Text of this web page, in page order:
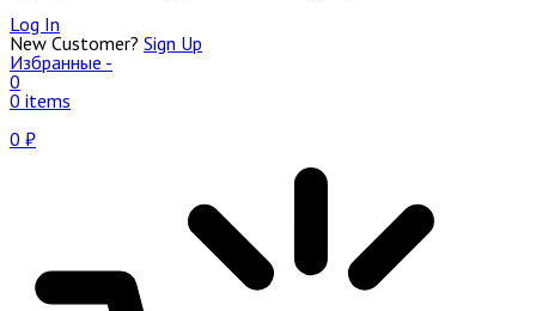
Log In
New Customer? Sign Up
Избранные -
0
0 items
0 ₽